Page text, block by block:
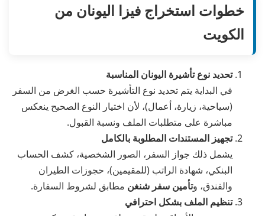
خطوات استخراج فيزا اليونان من
الكويت
تحديد نوع تأشيرة اليونان المناسبة
في البداية يتم تحديد نوع التأشيرة حسب الغرض من السفر
(سياحية، زيارة، أعمال)، لأن اختيار النوع الصحيح ينعكس
مباشرة على متطلبات الملف ونسبة القبول.
تجهيز المستندات المطلوبة بالكامل
يشمل ذلك جواز السفر، الصور الشخصية، كشف الحساب
البنكي، شهادة الراتب (للمقيمين)، حجوزات الطيران
والفندق، وتأمين سفر شنغن مطابق لشروط السفارة.
تنظيم الملف بشكل احترافي